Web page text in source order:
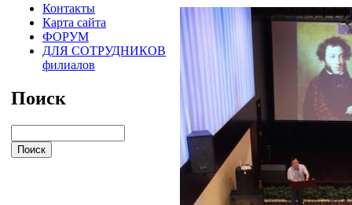
Контакты
Карта сайта
ФОРУМ
ДЛЯ СОТРУДНИКОВ
филиалов
Поиск